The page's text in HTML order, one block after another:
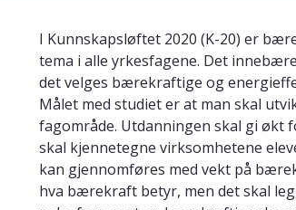
I Kunnskapsløftet 2020 (K-20) er
tema i alle yrkesfagene. Det
det velges bærekraftige og
Målet med studiet er at man skal
fagområde. Utdanningen skal gi
skal kjennetegne virksomhetene
kan gjennomføres med vekt på
hva bærekraft betyr, men det skal